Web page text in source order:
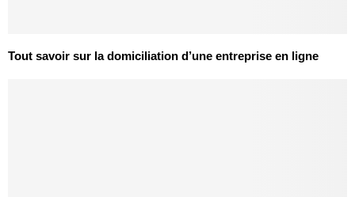
Tout savoir sur la domiciliation d’une entreprise en ligne